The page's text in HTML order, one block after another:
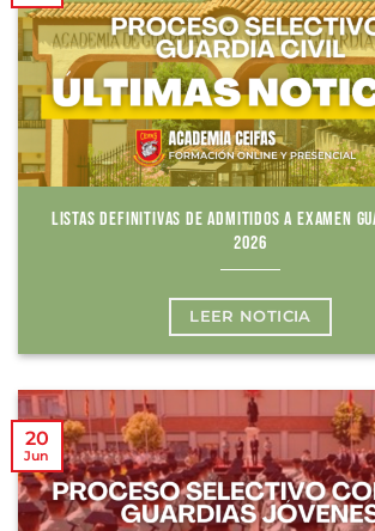
LISTAS DEFINITIVAS DE ADMITIDOS A EXAMEN
2026
LEER NOTICIA
20
Jun